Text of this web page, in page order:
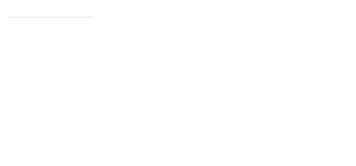
+90 543 345 46 00